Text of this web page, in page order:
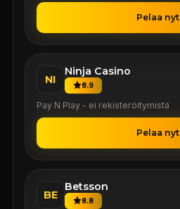
Pelaa nyt
NI
Ninja Casino
8.9
Pay N Play - ei rekisteröitymistä
Pelaa nyt
BE
Betsson
8.8